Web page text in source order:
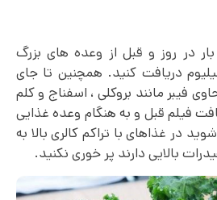
در روز و قبل از وعده های بزرگ
دریافت کنید. همچنین تا جای
فیبر مانند بروکلی ، اسفناج و کلم
فیلم قبل و به هنگام وعده غذایی
در غذاهای با تراکم کالری بالا به
بالایی دارند پر خوری نکنید.